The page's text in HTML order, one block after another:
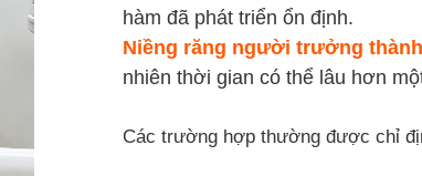
hàm đã phát triển ổn định.
Niềng răng người trưởng thành
nhiên thời gian có thể lâu hơn
Các trường hợp thường được chỉ